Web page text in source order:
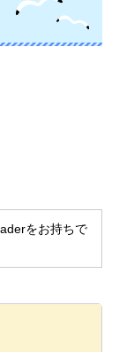
をお持ちで